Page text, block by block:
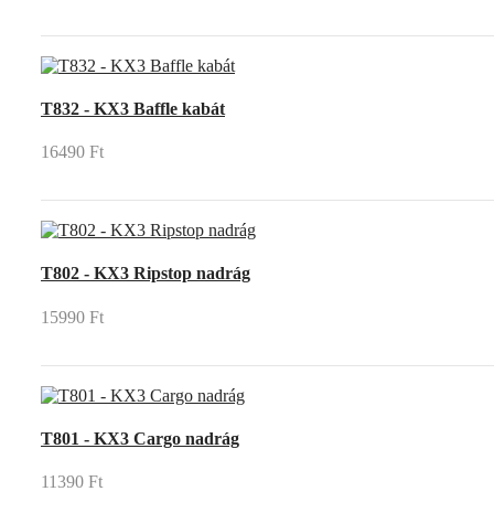
T832 - KX3 Baffle kabát
16490 Ft
T802 - KX3 Ripstop nadrág
15990 Ft
T801 - KX3 Cargo nadrág
11390 Ft